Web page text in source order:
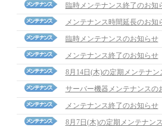
臨時メンテナンス終了のお知
メンテナンス時間延長のお知
臨時メンテナンスのお知らせ
メンテナンス終了のお知らせ
8月14日(木)の定期メンテナン
サーバー機器メンテナンスの
メンテナンス終了のお知らせ
8月7日(木)の定期メンテナン